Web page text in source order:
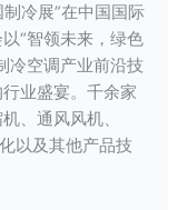
冷展”在中国国际
“智领未来，绿色
冷空调产业前沿技
业盛宴。千余家
、通风风机、
以及其他产品技